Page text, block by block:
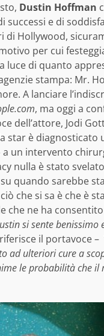
Dustin Hoffman
successi e di
di Hollywood,
per cui
luce di quanto
stampa: Mr.
A lanciare
, ma oggi a
dell’attore, Jodi
star è diagnosticato
un intervento
nulla è stato
quando sarebbe
che si sa è che è
che ne ha
si sente benissimo
il portavoce –
ad ulteriori cure a
le probabilità che il